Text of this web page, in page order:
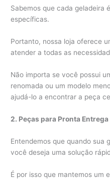
Sabemos que cada geladeira
específicas.
Portanto, nossa loja oferece
atender a todas as
Não importa se você possui
renomada ou um modelo
ajudá-lo a encontrar a peça
2. Peças para Pronta Entrega
Entendemos que quando sua
você deseja uma solução
É por isso que mantemos um